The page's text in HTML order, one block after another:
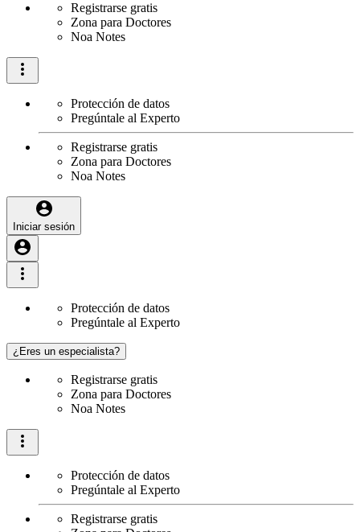
Registrarse gratis
Zona para Doctores
Noa Notes
Protección de datos
Pregúntale al Experto
Registrarse gratis
Zona para Doctores
Noa Notes
Iniciar sesión
Protección de datos
Pregúntale al Experto
¿Eres un especialista?
Registrarse gratis
Zona para Doctores
Noa Notes
Protección de datos
Pregúntale al Experto
Registrarse gratis